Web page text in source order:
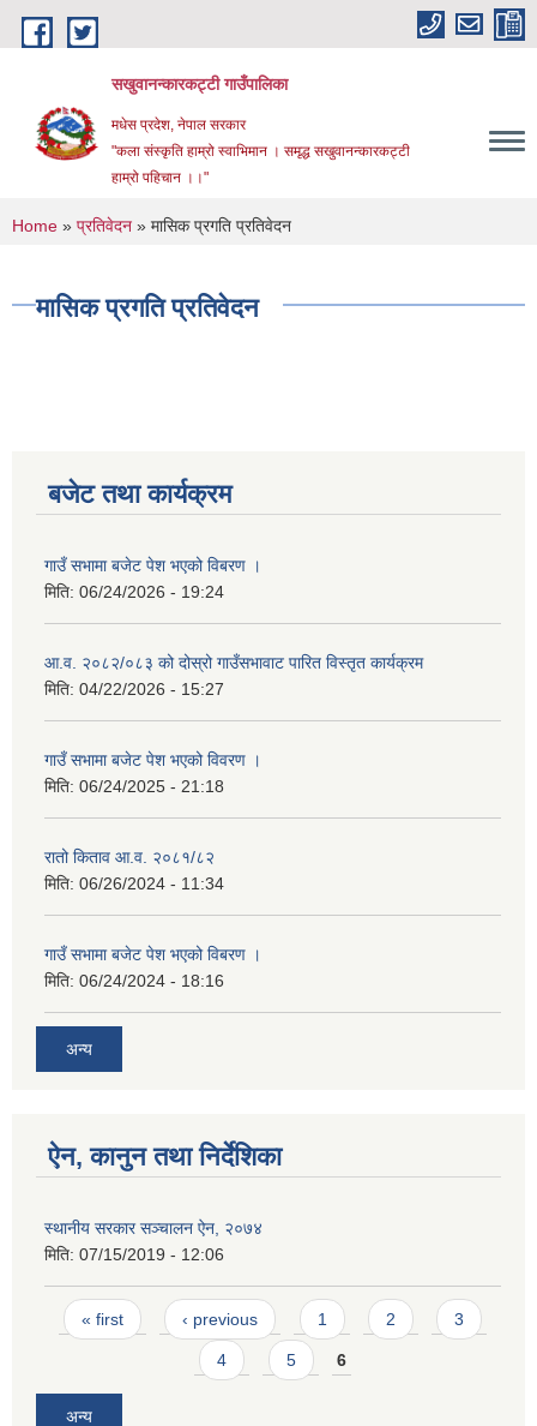
Skip to main content
सखुवानन्कारकट्टी गाउँपालिका
मधेस प्रदेश, नेपाल सरकार
"कला संस्कृति हाम्रो स्वाभिमान । समृद्ध सखुवानन्कारकट्टी
हाम्रो पहिचान ।।"
You are here
Home » प्रतिवेदन » मासिक प्रगति प्रतिवेदन
मासिक प्रगति प्रतिवेदन
बजेट तथा कार्यक्रम
गाउँ सभामा बजेट पेश भएको विबरण ।
मिति: 06/24/2026 - 19:24
आ.व. २०८२/०८३ को दोस्रो गाउँसभावाट पारित विस्तृत कार्यक्रम
मिति: 04/22/2026 - 15:27
गाउँ सभामा बजेट पेश भएको विवरण ।
मिति: 06/24/2025 - 21:18
रातो किताव आ.व. २०८१/८२
मिति: 06/26/2024 - 11:34
गाउँ सभामा बजेट पेश भएको विबरण ।
मिति: 06/24/2024 - 18:16
अन्य
ऐन, कानुन तथा निर्देशिका
स्थानीय सरकार सञ्चालन ऐन, २०७४
मिति: 07/15/2019 - 12:06
Pages
« first ‹ previous 1 2 3
4 5 6
अन्य